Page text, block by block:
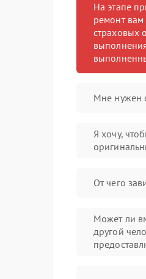
На этапе
ремонт вам
страховых
Мне нужен
Я хочу,
От чего
Может ли
другой